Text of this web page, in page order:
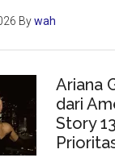
Bywah
Ariana
dari
Story